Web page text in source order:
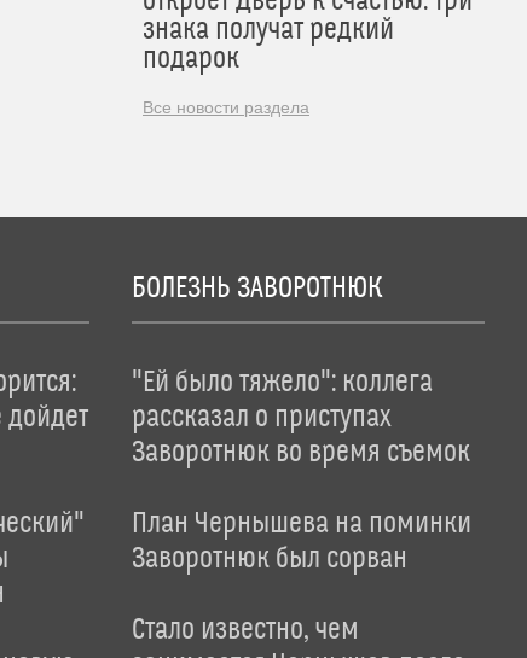
знака получат редкий
подарок
Все новости раздела
БОЛЕЗНЬ ЗАВОРОТНЮК
"Ей было тяжело": коллега
рассказал о приступах
Заворотнюк во время съемок
План Чернышева на поминки
Заворотнюк был сорван
Стало известно, чем